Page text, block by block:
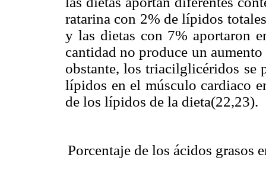
ratarina con 2% de lípidos
y las dietas con 7% aportaron
cantidad no produce un
obstante, los triacilglicéridos se
lípidos en el músculo cardiaco
de los lípidos de la dieta(22,23).
Porcentaje de los ácidos grasos